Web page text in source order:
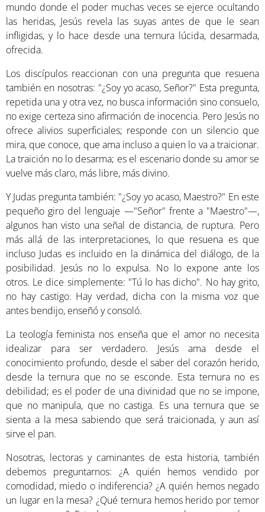
mundo donde el poder muchas veces se ejerce ocultando
las heridas, Jesús revela las suyas antes de que le sean
infligidas, y lo hace desde una ternura lúcida, desarmada,
ofrecida.
Los discípulos reaccionan con una pregunta que resuena
también en nosotras: "¿Soy yo acaso, Señor?" Esta pregunta,
repetida una y otra vez, no busca información sino consuelo,
no exige certeza sino afirmación de inocencia. Pero Jesús no
ofrece alivios superficiales; responde con un silencio que
mira, que conoce, que ama incluso a quien lo va a traicionar.
La traición no lo desarma; es el escenario donde su amor se
vuelve más claro, más libre, más divino.
Y Judas pregunta también: "¿Soy yo acaso, Maestro?" En este
pequeño giro del lenguaje —"Señor" frente a "Maestro"—,
algunos han visto una señal de distancia, de ruptura. Pero
más allá de las interpretaciones, lo que resuena es que
incluso Judas es incluido en la dinámica del diálogo, de la
posibilidad. Jesús no lo expulsa. No lo expone ante los
otros. Le dice simplemente: "Tú lo has dicho". No hay grito,
no hay castigo. Hay verdad, dicha con la misma voz que
antes bendijo, enseñó y consoló.
La teología feminista nos enseña que el amor no necesita
idealizar para ser verdadero. Jesús ama desde el
conocimiento profundo, desde el saber del corazón herido,
desde la ternura que no se esconde. Esta ternura no es
debilidad; es el poder de una divinidad que no se impone,
que no manipula, que no castiga. Es una ternura que se
sienta a la mesa sabiendo que será traicionada, y aun así
sirve el pan.
Nosotras, lectoras y caminantes de esta historia, también
debemos preguntarnos: ¿A quién hemos vendido por
comodidad, miedo o indiferencia? ¿A quién hemos negado
un lugar en la mesa? ¿Qué ternura hemos herido por temor